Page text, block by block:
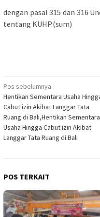
dengan pasal 315 dan 316
tentang KUHP.(sum)
Navigasi
pos
Pos sebelumnya
Hentikan Sementara Usaha
Cabut izin Akibat Langgar Tata
Ruang di Bali,Hentikan Sementara
Usaha Hingga Cabut izin Akibat
Langgar Tata Ruang di Bali
POS TERKAIT